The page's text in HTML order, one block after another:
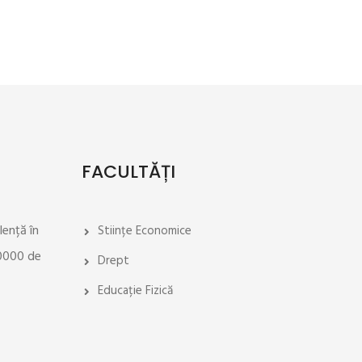
în
de
FACULTĂȚI
Stiințe Economice
Drept
Educație Fizică